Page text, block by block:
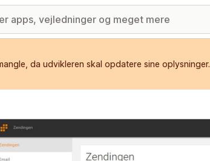
da udvikleren skal opdatere sine oplysninger.
med udvalgte billeder